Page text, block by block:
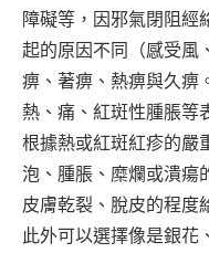
障礙等，因邪氣閉阻經
起的原因不同（感受風
痹、著痹、熱痹與久痹
熱、痛、紅斑性腫脹等
根據熱或紅斑紅疹的嚴
泡、腫脹、糜爛或潰瘍
皮膚乾裂、脫皮的程度
此外可以選擇像是銀花